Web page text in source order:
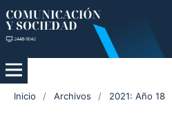
Inicio / Archivos / 2021: Año 18